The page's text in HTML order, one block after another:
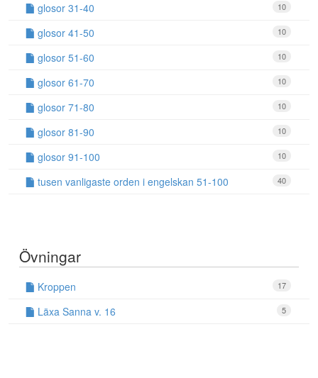
10
glosor 31-40
10
glosor 41-50
10
glosor 51-60
10
glosor 61-70
10
glosor 71-80
10
glosor 81-90
10
glosor 91-100
40
tusen vanligaste orden i engelskan 51-100
Övningar
17
Kroppen
5
Läxa Sanna v. 16